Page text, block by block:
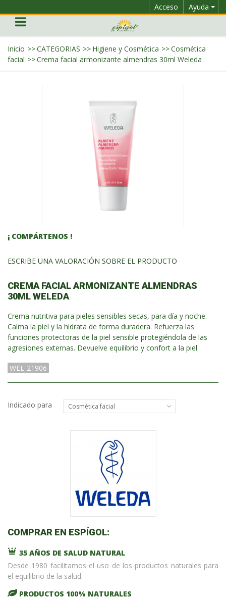
Ayuda
Acceso
Inicio >>CATEGORIAS >> Higiene y Cosmética >>Cosmética
facial >>Crema facial armonizante almendras 30ml Weleda
¡ COMPÁRTENOS !
ESCRIBE UNA VALORACIÓN SOBRE EL PRODUCTO
CREMA FACIAL ARMONIZANTE ALMENDRAS
30ML WELEDA
Crema nutritiva para pieles sensibles secas, para día y noche.
Calma la piel y la hidrata de forma duradera. Refuerza las
funciones protectoras de la piel sensible protegiéndola de las
agresiones externas. Devuelve equilibrio y confort a la piel.
WEL-21906
Indicado para Cosmética facial
COMPRAR EN ESPÍGOL:
35 AÑOS DE SALUD NATURAL
Desde 1980 facilitamos el uso de los productos naturales para
el equilibrio de la salud.
PRODUCTOS 100% NATURALES